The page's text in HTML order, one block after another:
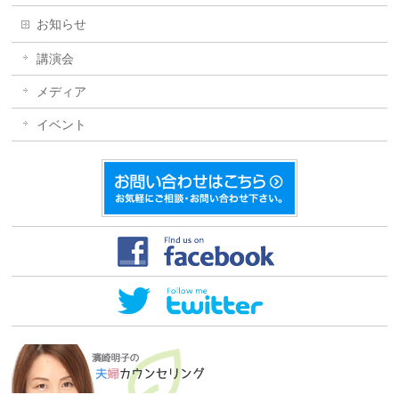
お知らせ
講演会
メディア
イベント